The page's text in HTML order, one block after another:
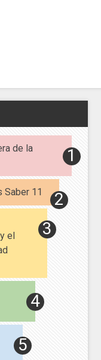
de la
Saber 11
el